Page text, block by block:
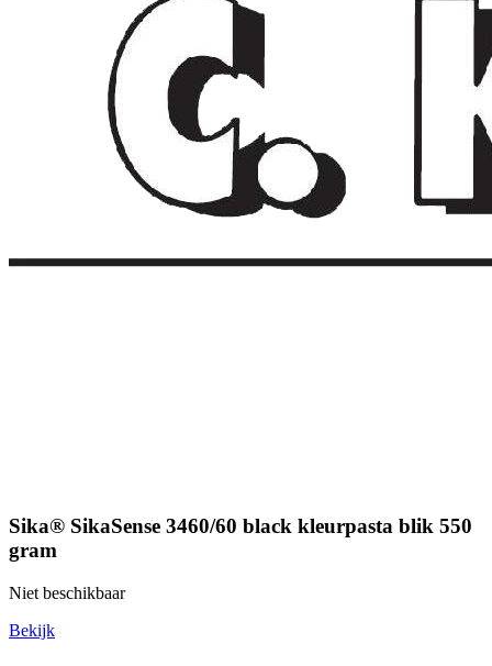
Sika® SikaSense 3460/60 black kleurpasta blik 550
gram
Niet beschikbaar
Bekijk